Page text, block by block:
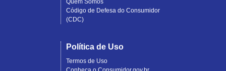
Quem Somos
Código de Defesa do Consumidor
(CDC)
Política de Uso
Termos de Uso